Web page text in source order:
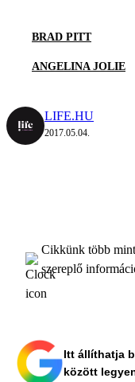
BRAD PITT
ANGELINA JOLIE
LIFE.HU
2017.05.04.
Cikkünk több
szereplő
Itt állíthatja
között